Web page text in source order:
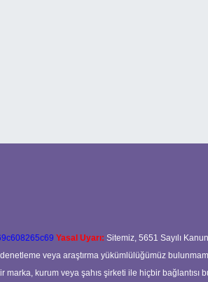
Yasal Uyarı: Sitemiz, 5651 Sayılı
veya araştırma yükümlülüğümüz
marka, kurum veya şahıs şirketi ile hiçbir